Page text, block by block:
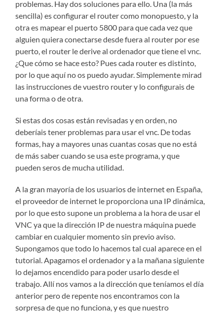
problemas. Hay dos soluciones para ello. Una (la más
sencilla) es configurar el router como monopuesto, y la
otra es mapear el puerto 5800 para que cada vez que
alguien quiera conectarse desde fuera al router por ese
puerto, el router le derive al ordenador que tiene el vnc.
¿Que cómo se hace esto? Pues cada router es distinto,
por lo que aquí no os puedo ayudar. Simplemente mirad
las instrucciones de vuestro router y lo configurais de
una forma o de otra.
Si estas dos cosas están revisadas y en orden, no
deberíais tener problemas para usar el vnc. De todas
formas, hay a mayores unas cuantas cosas que no está
de más saber cuando se usa este programa, y que
pueden seros de mucha utilidad.
A la gran mayoría de los usuarios de internet en España,
el proveedor de internet le proporciona una IP dinámica,
por lo que esto supone un problema a la hora de usar el
VNC ya que la dirección IP de nuestra máquina puede
cambiar en cualquier momento sin previo aviso.
Supongamos que todo lo hacemos tal cual aparece en el
tutorial. Apagamos el ordenador y a la mañana siguiente
lo dejamos encendido para poder usarlo desde el
trabajo. Allí nos vamos a la dirección que teníamos el día
anterior pero de repente nos encontramos con la
sorpresa de que no funciona, y es que nuestro